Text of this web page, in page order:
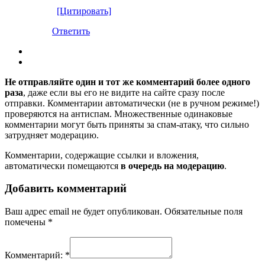
[Цитировать]
Ответить
Не отправляйте один и тот же комментарий более одного
раза, даже если вы его не видите на сайте сразу после
отправки. Комментарии автоматически (не в ручном режиме!)
проверяются на антиспам. Множественные одинаковые
комментарии могут быть приняты за спам-атаку, что сильно
затрудняет модерацию.
Комментарии, содержащие ссылки и вложения,
автоматически помещаются в очередь на модерацию.
Добавить комментарий
Ваш адрес email не будет опубликован. Обязательные поля
помечены *
Комментарий: *